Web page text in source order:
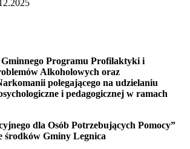
Gminnego Programu Profilaktyki i
Alkoholowych oraz
polegającego na udzielaniu
i pedagogicznej w ramach
dla Osób Potrzebujących Pomocy”
środków Gminy Legnica